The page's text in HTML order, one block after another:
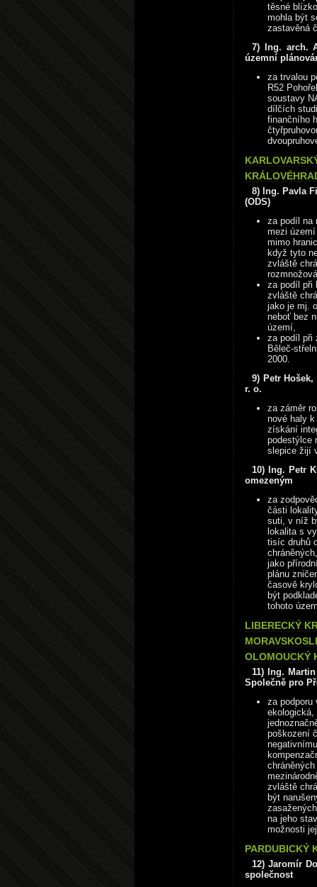
těsné
mohla být
zastavěná
7) Ing. arch.
územní
za trvalou
R52
soustavy
dílčích
finančního
8) Ing. Pavla
(ODS)
za podíl na
mezi
mimo
když tyto
zvláště
za podíl při
zvláště
jako je mj.
neboť bez
území,
za podíl při
Běleč-
2000.
9) Petr
r. o.
za záměr
nové haly
získání
podestýlce
slepice žijí
10) Ing. Petr
omezeným
za
části
suti, v níž
lokalita s
tisíc druhů
jako
plánu
časově
být
tohoto
LIBERECKÝ
OLOMOUCKÝ
11) Ing.
Společně pro
za podporu
ekologická,
poškození
zvláště
být
na jeho
možnosti
PARDUBICKÝ
12) Jaromír
společnost